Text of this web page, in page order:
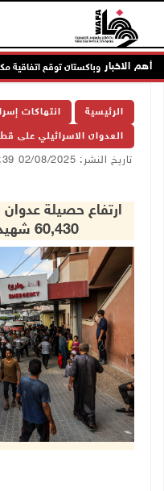
أهم الاخبار
وتركيا وباكستان توقع اتفاقية مكة
الرئيسية انتهاكات
العدوان الاسرائيلي على
تاريخ النشر: 02/08/2025 02:39 م
ارتفاع حصيلة عدوان
60,430 شهيدا و148,722 مصابا